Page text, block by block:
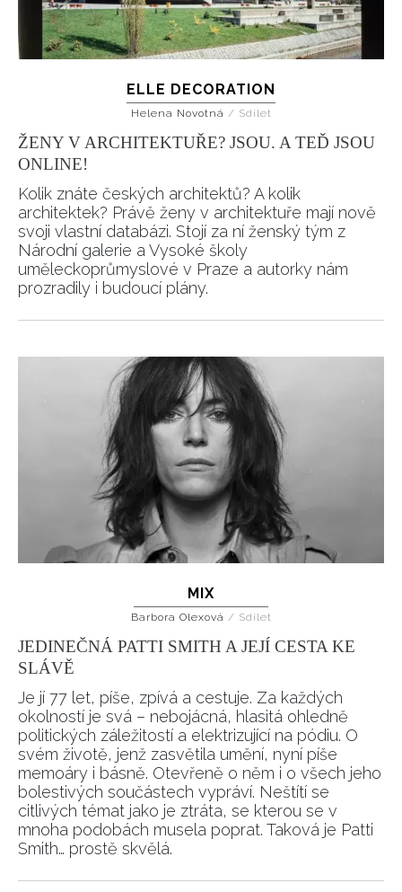
ELLE DECORATION
Helena Novotná / Sdílet
ŽENY V ARCHITEKTUŘE? JSOU. A TEĎ JSOU
ONLINE!
Kolik znáte českých architektů? A kolik
architektek? Právě ženy v architektuře mají nově
svoji vlastní databázi. Stojí za ní ženský tým z
Národní galerie a Vysoké školy
uměleckoprůmyslové v Praze a autorky nám
prozradily i budoucí plány.
MIX
Barbora Olexová / Sdílet
JEDINEČNÁ PATTI SMITH A JEJÍ CESTA KE
SLÁVĚ
Je jí 77 let, píše, zpívá a cestuje. Za každých
okolností je svá – nebojácná, hlasitá ohledně
politických záležitostí a elektrizující na pódiu. O
svém životě, jenž zasvětila umění, nyní píše
memoáry i básně. Otevřeně o něm i o všech jeho
bolestivých součástech vypráví. Neštítí se
citlivých témat jako je ztráta, se kterou se v
mnoha podobách musela poprat. Taková je Patti
Smith… prostě skvělá.